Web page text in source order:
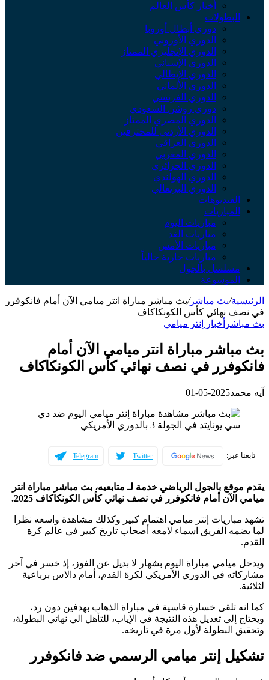
أخبار كأس العالم
دوري أبطال أوروبا
الدوري الأوروبي
الدوري الإنجليزي الممتاز
الدوري الإسباني
الدوري الإيطالي
الدوري الألماني
الدوري الفرنسي
دوري روشن السعودي
الدوري المصري الممتاز
الدوري الأردني للمحترفين
الدوري العراقي
الدوري المغربي
الدوري الجزائري
الدوري الهولندي
الدوري البرتغالي
مباريات اليوم
مباريات الغد
مباريات الأمس
مباريات جارية حالياً
بالجول
/بث مباشر/ بث مباشر مباراة انتر ميامي الآن أمام فانكوفرر
نهائي كأس الكونكاكاف
أخبار إنتر ميامي
مباراة انتر ميامي الآن أمام
في نصف نهائي كأس الكونكاكاف
2025-05-01
Twitter
Telegram
بالجول الرياضي خدمة لـ متابعيه، بث مباشر مباراة انتر
أمام فانكوفرر في نصف نهائي كأس الكونكاكاف 2025.
إنتر ميامي اهتمام كبير وكذلك مشاهدة واسعه نظرا
الفريق اسماء لامعه أصحاب تاريخ كبير في عالم كرة
مباراة اليوم بشهار لا بديل عن الفوز، إذ خسر في آخر
في الدوري الأمريكي لكرة القدم، أمام دالاس برباعية
تلقى خسارة قاسية في مباراة الذهاب بهدفين دون رد،
تعديل هذه النتيجة في الإياب، للتأهل الي نهائي البطولة،
البطولة لأول مرة في تاريخه.
إنتر ميامي الرسمي ضد فانكوفرر